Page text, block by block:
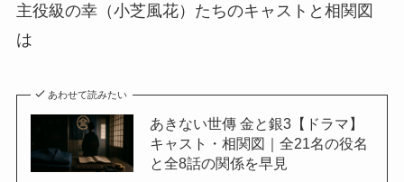
主役級の幸（小芝風花）たちのキャストと相関図
は
あわせて読みたい
あきない世傳 金と銀3【ドラマ】
キャスト・相関図｜全21名の役名
と全8話の関係を早見